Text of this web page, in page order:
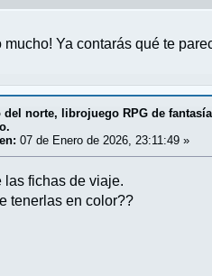
mucho! Ya contarás qué te
del norte, librojuego RPG de
07 de Enero de 2026, 23:11:49 »
las fichas de viaje.
tenerlas en color??